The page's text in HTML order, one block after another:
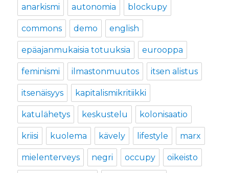
anarkismi autonomia blockupy
commons demo english
epäajanmukaisia totuuksia eurooppa
feminismi ilmastonmuutos itsen alistus
itsenäisyys kapitalismikritiikki
katulähetys keskustelu kolonisaatio
kriisi kuolema kävely lifestyle marx
mielenterveys negri occupy oikeisto